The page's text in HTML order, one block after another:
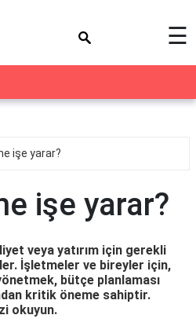
☰
işe yarar?
işe yarar?
veya yatırım için gerekli
İşletmeler ve bireyler için,
bütçe planlaması
kritik öneme sahiptir.
okuyun.